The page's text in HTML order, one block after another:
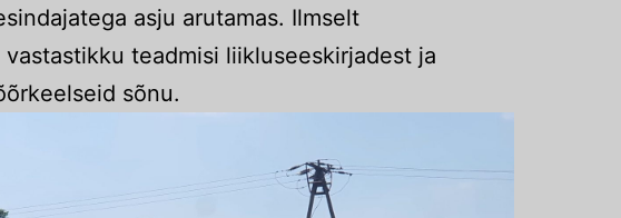
asju arutamas. Ilmselt
teadmisi liikluseeskirjadest ja
sõnu.